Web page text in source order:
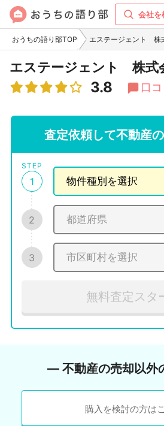
会社を
おうちの語り部TOP エステージェント 株
エステージェント 株式
3.8 口
査定依頼して不動産
STEP
1
2
3
無料査定スタ
― 不動産の売却以外
購入を検討の方は